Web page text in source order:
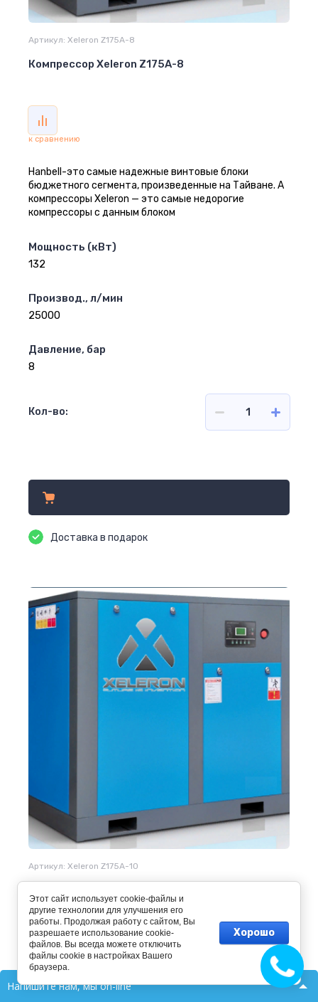
Артикул: Xeleron Z175A-8
Компрессор Xeleron Z175A-8
к сравнению
Hanbell-это самые надежные винтовые блоки
бюджетного сегмента, произведенные на Тайване. А
компрессоры Xeleron — это самые недорогие
компрессоры с данным блоком
Мощность (кВт)
132
Производ., л/мин
25000
Давление, бар
8
Кол-во:
Доставка в подарок
Артикул: Xeleron Z175A-10
к сравнению
Этот сайт использует cookie-файлы и
другие технологии для улучшения его
работы. Продолжая работу с сайтом, Вы
разрешаете использование cookie-
файлов. Вы всегда можете отключить
файлы cookie в настройках Вашего
браузера.
Хорошо
Напишите нам, мы on-line